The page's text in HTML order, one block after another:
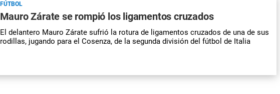
FÚTBOL
Mauro Zárate se rompió los ligamentos cruzados
El delantero Mauro Zárate sufrió la rotura de ligamentos cruzados de una de sus
rodillas, jugando para el Cosenza, de la segunda división del fútbol de Italia